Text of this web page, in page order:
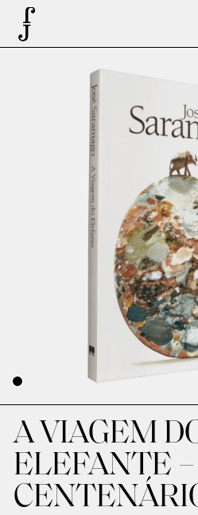
José Saramago
Programação
A Fundação
Parceiros
Centenário
A VIAGEM
ELEFANTE